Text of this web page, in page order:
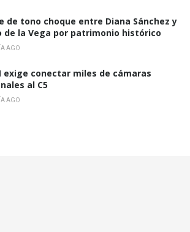
de tono choque entre Diana Sánchez y
de la Vega por patrimonio histórico
AGO
exige conectar miles de cámaras
al C5
AGO